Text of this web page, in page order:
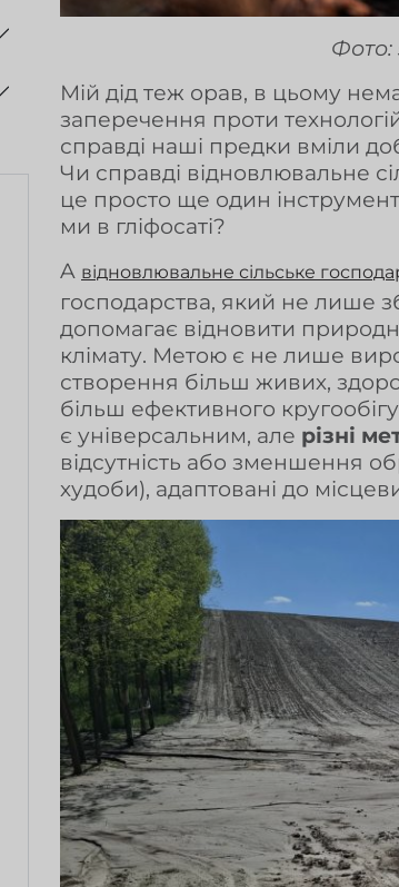
Фото:
Мій дід теж орав, в цьому
заперечення проти
справді наші предки вміли
Чи справді відновлювальне
це просто ще один
ми в гліфосаті?
A відновлювальне сільське
господарства, який не лише
допомагає відновити
клімату. Метою є не лише
створення більш живих,
більш ефективного
є універсальним, але різні
відсутність або зменшення
худоби), адаптовані до